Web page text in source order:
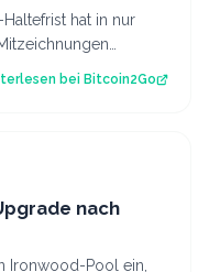
hat in nur
bei Bitcoin2Go
nach
Ironwood-Pool ein,